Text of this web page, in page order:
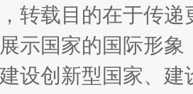
转载目的在于传
示国家的国际形
设创新型国家、